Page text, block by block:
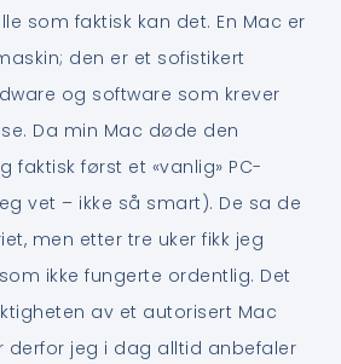
som faktisk kan det. En Mac er
den er et sofistikert
og software som krever
Da min Mac døde den
faktisk først et «vanlig» PC-
vet – ikke så smart). De sa de
men etter tre uker fikk jeg
ikke fungerte ordentlig. Det
av et autorisert Mac
derfor jeg i dag alltid anbefaler